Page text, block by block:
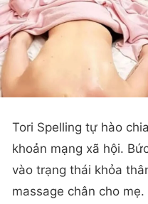
Tori Spelling tự hào
khoản mạng xã hội.
vào trạng thái khỏa
massage chân cho